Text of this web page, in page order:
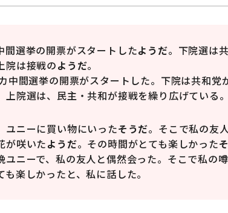
間選挙の開票がスタートしたようだ。下院選は
院は接戦のようだ。
中間選挙の開票がスタートした。下院は共和党
上院選は、民主・共和が接戦を繰り広げている。
ユニーに買い物にいったそうだ。そこで私の友
が咲いたようだ。その時間がとても楽しかった
ニーで、私の友人と偶然会った。そこで私の
も楽しかったと、私に話した。